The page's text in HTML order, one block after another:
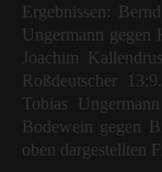
Ergebnissen:
Ungermann gegen
Joachim
Roßdeutscher
Tobias
Bodewein gegen
oben dargestellten